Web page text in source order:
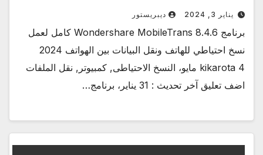
يناير 3, 2024 ديبريستور
برنامج Wondershare MobileTrans 8.4.6 كامل لعمل
نسخ احتياطي للهاتف ونقل البيانات بين الهواتف 2024
kikarota 4 مايو، النسخ الاحتياطى, كمبيوتر, نقل الملفات
اضف تعليق آخر تحديث : 31 يناير، برنامج…